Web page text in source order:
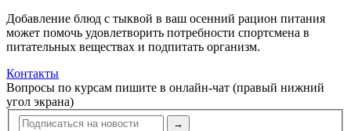
Добавление блюд с тыквой в ваш осенний рацион питания
может помочь удовлетворить потребности спортсмена в
питательных веществах и подпитать организм.
Контакты
Вопросы по курсам пишите в онлайн-чат (правый нижний
угол экрана)
→